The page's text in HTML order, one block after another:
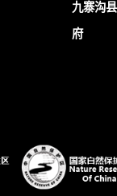
九寨沟
府